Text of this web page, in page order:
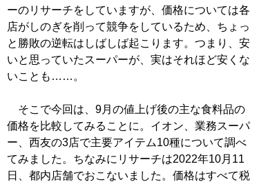
ーのリサーチをしていますが、価格については各
店がしのぎを削って競争をしているため、ちょっ
と勝敗の逆転はしばしば起こります。つまり、安
いと思っていたスーパーが、実はそれほど安くな
いことも……。
そこで今回は、9月の値上げ後の主な食料品の
価格を比較してみることに。イオン、業務スーパ
ー、西友の3店で主要アイテム10種について調べ
てみました。ちなみにリサーチは2022年10月11
日、都内店舗でおこないました。価格はすべて税